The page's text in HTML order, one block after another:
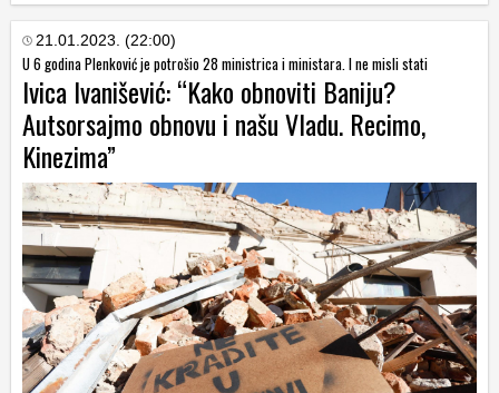
21.01.2023. (22:00)
U 6 godina Plenković je potrošio 28 ministrica i ministara. I ne misli stati
Ivica Ivanišević: “Kako obnoviti Baniju?
Autsorsajmo obnovu i našu Vladu. Recimo,
Kinezima”